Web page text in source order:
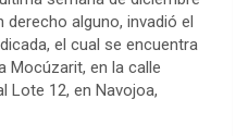
derecho alguno, invadió el
el cual se encuentra
Mocúzarit, en la calle
Lote 12, en Navojoa,